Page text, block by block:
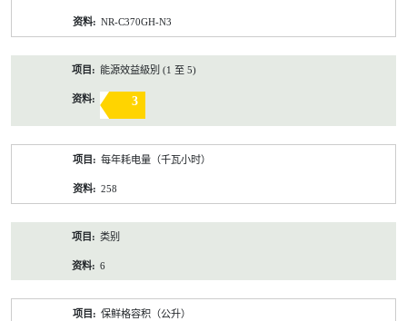
NR-C370GH-N3
能源效益級別 (1 至 5)
3
每年耗电量（千瓦小时）
258
类别
6
保鲜格容积（公升）